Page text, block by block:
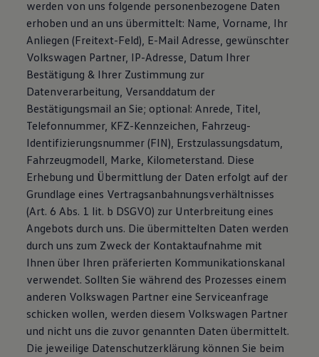
werden von uns folgende personenbezogene Daten
erhoben und an uns übermittelt: Name, Vorname, Ihr
Anliegen (Freitext-Feld), E-Mail Adresse, gewünschter
Volkswagen Partner, IP-Adresse, Datum Ihrer
Bestätigung & Ihrer Zustimmung zur
Datenverarbeitung, Versanddatum der
Bestätigungsmail an Sie; optional: Anrede, Titel,
Telefonnummer, KFZ-Kennzeichen, Fahrzeug-
Identifizierungsnummer (FIN), Erstzulassungsdatum,
Fahrzeugmodell, Marke, Kilometerstand. Diese
Erhebung und Übermittlung der Daten erfolgt auf der
Grundlage eines Vertragsanbahnungsverhältnisses
(Art. 6 Abs. 1 lit. b DSGVO) zur Unterbreitung eines
Angebots durch uns. Die übermittelten Daten werden
durch uns zum Zweck der Kontaktaufnahme mit
Ihnen über Ihren präferierten Kommunikationskanal
verwendet. Sollten Sie während des Prozesses einem
anderen Volkswagen Partner eine Serviceanfrage
schicken wollen, werden diesem Volkswagen Partner
und nicht uns die zuvor genannten Daten übermittelt.
Die jeweilige Datenschutzerklärung können Sie beim